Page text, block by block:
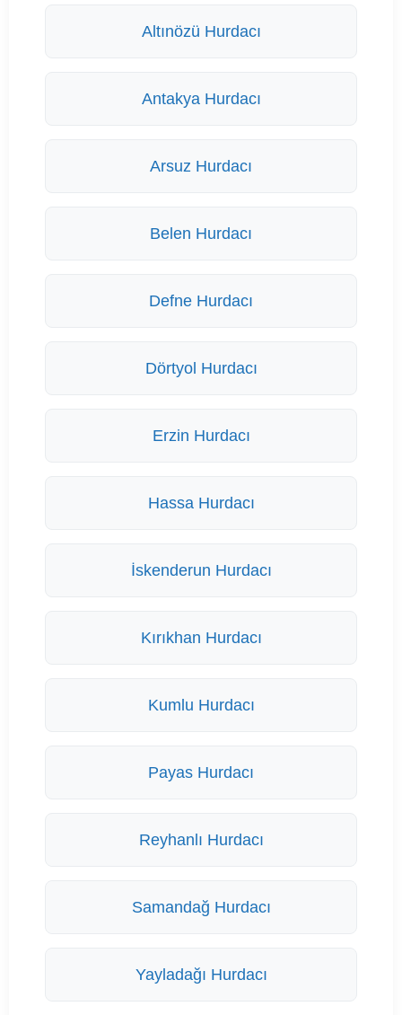
Altınözü Hurdacı
Antakya Hurdacı
Arsuz Hurdacı
Belen Hurdacı
Defne Hurdacı
Dörtyol Hurdacı
Erzin Hurdacı
Hassa Hurdacı
İskenderun Hurdacı
Kırıkhan Hurdacı
Kumlu Hurdacı
Payas Hurdacı
Reyhanlı Hurdacı
Samandağ Hurdacı
Yayladağı Hurdacı